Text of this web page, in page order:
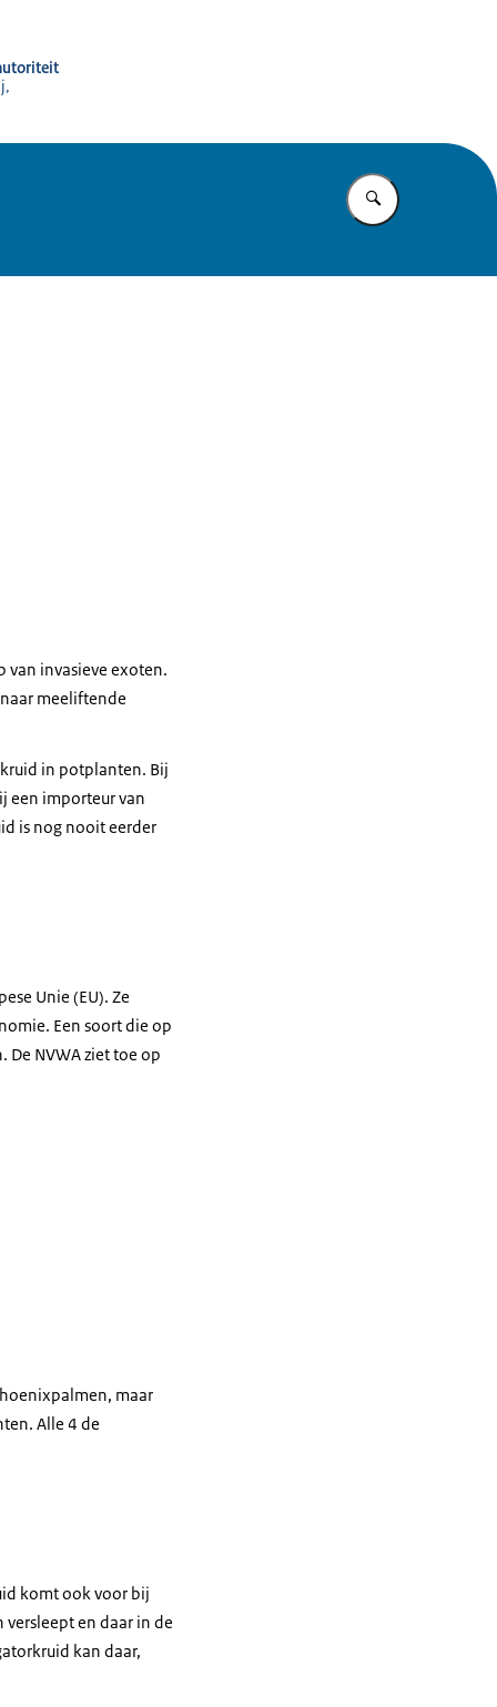
Vul in wat u
van invasieve exoten.
meeliftende
in potplanten. Bij
een importeur van
is nog nooit eerder
Unie (EU). Ze
Een soort die op
NVWA ziet toe op
maar
Alle 4 de
komt ook voor bij
en daar in de
kan daar,